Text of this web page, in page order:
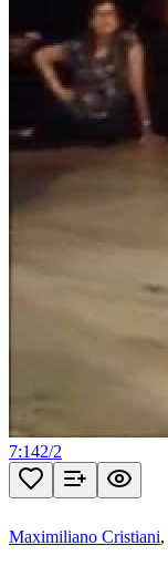
7:142/2
Maximiliano Cristiani,